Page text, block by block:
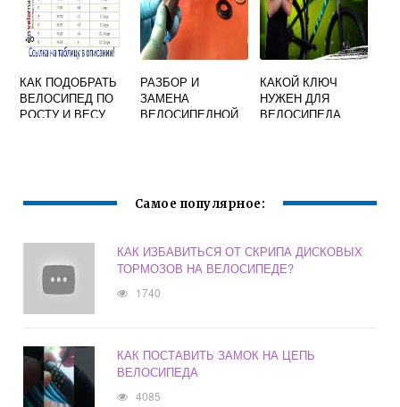
КАК ПОДОБРАТЬ
ВЕЛОСИПЕД ПО
РОСТУ И ВЕСУ
РАЗБОР И
ЗАМЕНА
ВЕЛОСИПЕДНОЙ
КАКОЙ КЛЮЧ
НУЖЕН ДЛЯ
ВЕЛОСИПЕДА
Самое популярное:
КАК ИЗБАВИТЬСЯ ОТ СКРИПА ДИСКОВЫХ
ТОРМОЗОВ НА ВЕЛОСИПЕДЕ?
1740
КАК ПОСТАВИТЬ ЗАМОК НА ЦЕПЬ
ВЕЛОСИПЕДА
4085